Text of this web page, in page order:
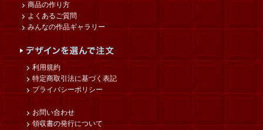
商品の作り方
よくあるご質問
みんなの作品ギャラリー
利用規約
特定商取引法に基づく表記
プライバシーポリシー
お問い合わせ
領収書の発行について